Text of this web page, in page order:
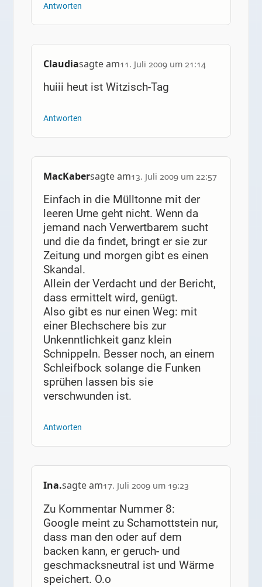
Antworten
Claudiasagte am11. Juli 2009 um 21:14
huiii heut ist Witzisch-Tag
Antworten
MacKabersagte am13. Juli 2009 um 22:57
Einfach in die Mülltonne mit der
leeren Urne geht nicht. Wenn da
jemand nach Verwertbarem sucht
und die da findet, bringt er sie zur
Zeitung und morgen gibt es einen
Skandal.
Allein der Verdacht und der Bericht,
dass ermittelt wird, genügt.
Also gibt es nur einen Weg: mit
einer Blechschere bis zur
Unkenntlichkeit ganz klein
Schnippeln. Besser noch, an einem
Schleifbock solange die Funken
sprühen lassen bis sie
verschwunden ist.
Antworten
Ina.sagte am17. Juli 2009 um 19:23
Zu Kommentar Nummer 8:
Google meint zu Schamottstein nur,
dass man den oder auf dem
backen kann, er geruch- und
geschmacksneutral ist und Wärme
speichert. O.o